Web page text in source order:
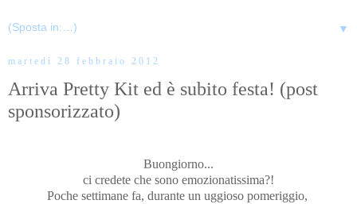
▼
martedì 28 febbraio 2012
Arriva Pretty Kit ed è subito festa! (post
sponsorizzato)
Buongiorno...
ci credete che sono emozionatissima?!
Poche settimane fa, durante un uggioso pomeriggio,